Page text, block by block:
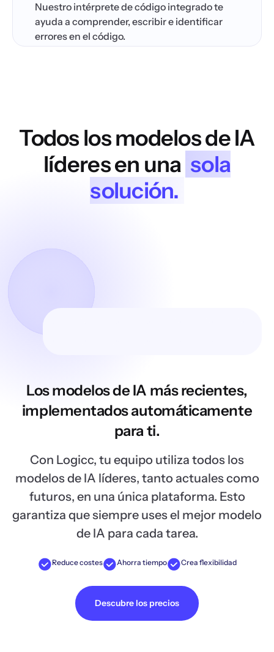
Nuestro intérprete de código integrado te
ayuda a comprender, escribir e identificar
errores en el código.
Todos los modelos de IA
líderes en una sola
solución.
Los modelos de IA más recientes,
implementados automáticamente
para ti.
Con Logicc, tu equipo utiliza todos los
modelos de IA líderes, tanto actuales como
futuros, en una única plataforma. Esto
garantiza que siempre uses el mejor modelo
de IA para cada tarea.
Reduce costes Ahorra tiempo Crea flexibilidad
Descubre los precios